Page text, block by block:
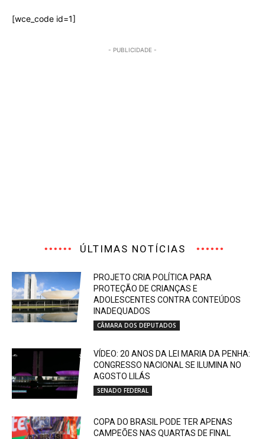
[wce_code id=1]
- PUBLICIDADE -
ÚLTIMAS NOTÍCIAS
PROJETO CRIA POLÍTICA PARA
PROTEÇÃO DE CRIANÇAS E
ADOLESCENTES CONTRA CONTEÚDOS
INADEQUADOS
CÂMARA DOS DEPUTADOS
VÍDEO: 20 ANOS DA LEI MARIA DA PENHA:
CONGRESSO NACIONAL SE ILUMINA NO
AGOSTO LILÁS
SENADO FEDERAL
COPA DO BRASIL PODE TER APENAS
CAMPEÕES NAS QUARTAS DE FINAL